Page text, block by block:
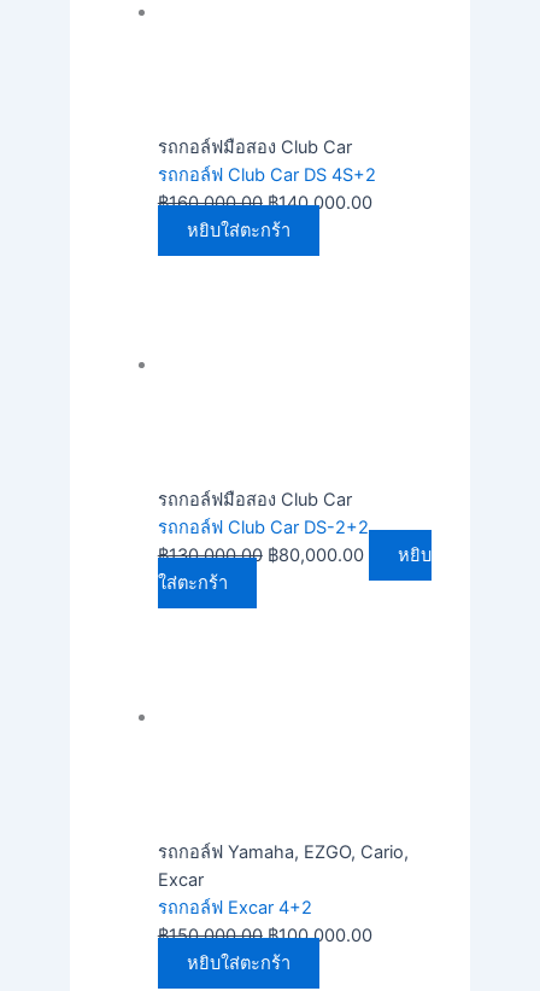
รถกอล์ฟมือสอง Club Car
รถกอล์ฟ Club Car DS 4S+2
฿160,000.00 ฿140,000.00
หยิบใส่ตะกร้า
รถกอล์ฟมือสอง Club Car
รถกอล์ฟ Club Car DS-2+2
฿130,000.00 ฿80,000.00
หยิบ
ใส่ตะกร้า
รถกอล์ฟ Yamaha, EZGO, Cario,
Excar
รถกอล์ฟ Excar 4+2
฿150,000.00 ฿100,000.00
หยิบใส่ตะกร้า